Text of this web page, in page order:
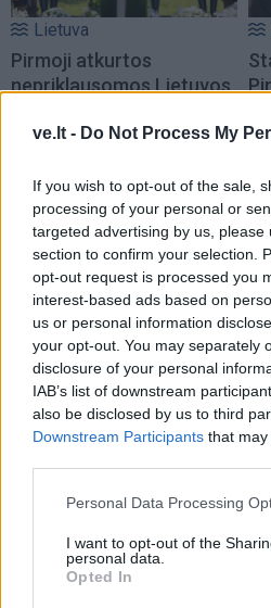
ve.lt - Do Not Process My
If you wish to opt-out of the sale,
processing of your personal or
targeted advertising by us, please
section to confirm your selection.
opt-out request is processed you
interest-based ads based on
us or personal information
your opt-out. You may separately
disclosure of your personal
IAB’s list of downstream
also be disclosed by us to third
Downstream Participants that
Personal Data Processing
I want to opt-out of the
personal data.
Opted In
Lietuva
Pirmoji atkurtos
nepriklausomos Lietuvos
poilsio (1)
Lietuva
Ketvirtadienį bus
palaidota pirmoji
nepriklausomos Lietuvos
premjerė Prunskienė